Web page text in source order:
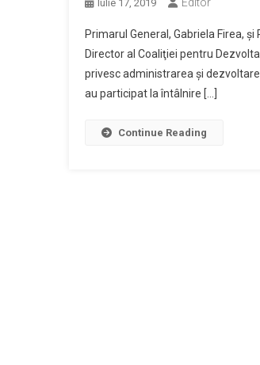
Iulie 17, 2019
Primarul General, Gabriela Firea,
Director al Coaliţiei pentru
privesc administrarea şi
au participat la întâlnire […]
Continue Reading